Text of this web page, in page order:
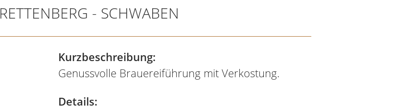
RETTENBERG - SCHWABEN
Kurzbeschreibung:
Genussvolle Brauereiführung mit Verkostung.
Details: